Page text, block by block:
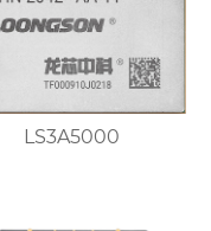
LS3A5000